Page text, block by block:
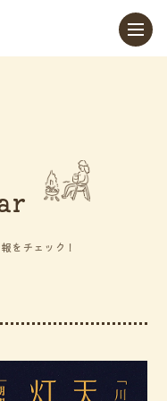
をチェック！